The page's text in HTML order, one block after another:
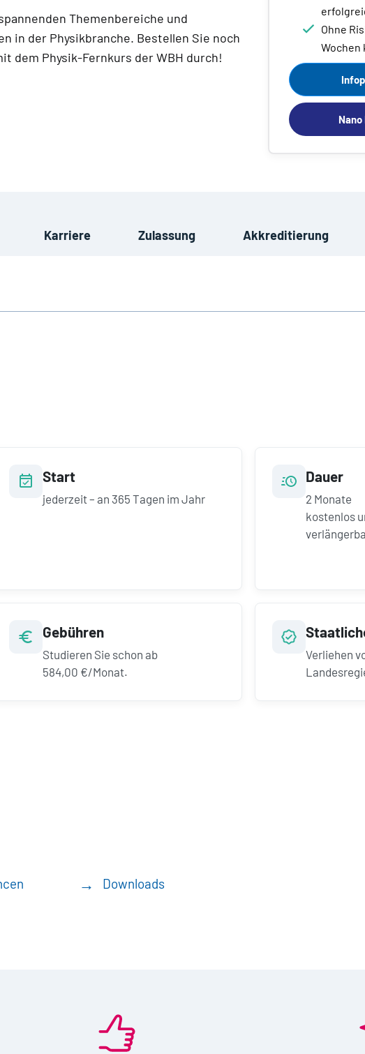
Themenbereiche und
in der Physikbranche. Bestellen Sie noch
dem Physik-Fernkurs der WBH durch!
Ohne
Karriere Zulassung Akkreditierung
Start
jederzeit – an 365 Tagen im Jahr
Dauer
2 Monate
kostenlos
Gebühren
Studieren Sie schon ab
584,00 €/Monat.
Verliehen
Downloads